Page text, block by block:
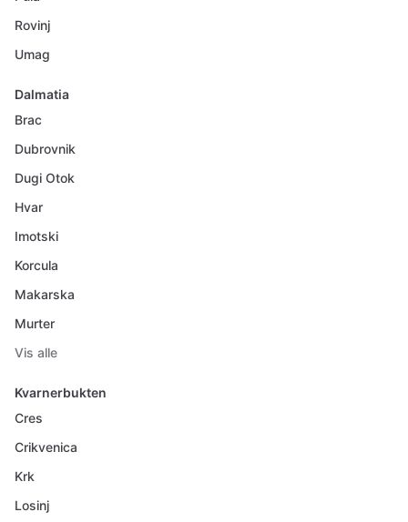
Rovinj
Umag
Dalmatia
Brac
Dubrovnik
Dugi Otok
Hvar
Imotski
Korcula
Makarska
Murter
Vis alle
Kvarnerbukten
Cres
Crikvenica
Krk
Losinj